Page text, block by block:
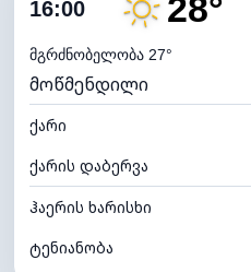
ნამის წერტილი
ხილვადობა
განათების ინდექსი
ღრუბლის სიმაღლე
16:00 28°
მგრძნობელობა 27°
მოწმენდილი
ქარი
ქარის დაბერვა
ჰაერის ხარისხი
ტენიანობა